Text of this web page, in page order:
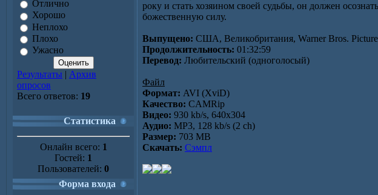
Отлично
Хорошо
Неплохо
Плохо
Ужасно
Результаты | Архив
опросов
Всего ответов: 19
Статистика
Онлайн всего: 1
Гостей: 1
Пользователей: 0
Форма входа
року и стать хозяином своей судьбы, он должен
божественную силу.
Выпущено: США, Великобритания, Warner Bros.
Продолжительность: 01:32:59
Перевод: Любительский (одноголосый)
Файл
Формат: AVI (XviD)
Качество: CAMRip
Видео: 930 kb/s, 640x304
Аудио: MP3, 128 kb/s (2 ch)
Размер: 703 MB
Скачать: Сэмпл